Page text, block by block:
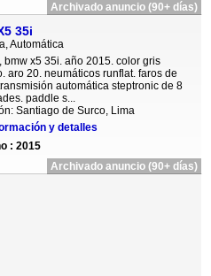
Archivado anuncio (90+ días)
35i
Automática
bmw x5 35i. año 2015. color gris
aro 20. neumáticos runflat. faros de
automática steptronic de 8
paddle s...
Santiago de Surco, Lima
y detalles
: 2015
Archivado anuncio (90+ días)